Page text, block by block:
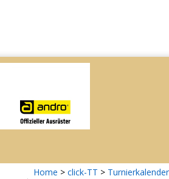
Home > click-TT > Turnierkalender